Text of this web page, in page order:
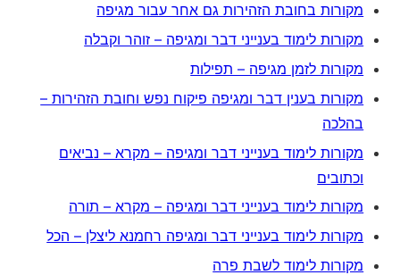
מקורות בחובת הזהירות גם אחר עבור מגיפה
מקורות לימוד בענייני דבר ומגיפה – זוהר וקבלה
מקורות לזמן מגיפה – תפילות
מקורות בענין דבר ומגיפה פיקוח נפש וחובת הזהירות –
בהלכה
מקורות לימוד בענייני דבר ומגיפה – מקרא – נביאים
וכתובים
מקורות לימוד בענייני דבר ומגיפה – מקרא – תורה
מקורות לימוד בענייני דבר ומגיפה רחמנא ליצלן – הכל
מקורות לימוד לשבת פרה